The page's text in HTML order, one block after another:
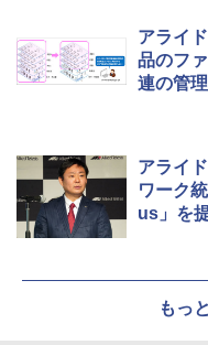
アライ
品のフ
連の管
アライ
ワーク
us」を
もっ